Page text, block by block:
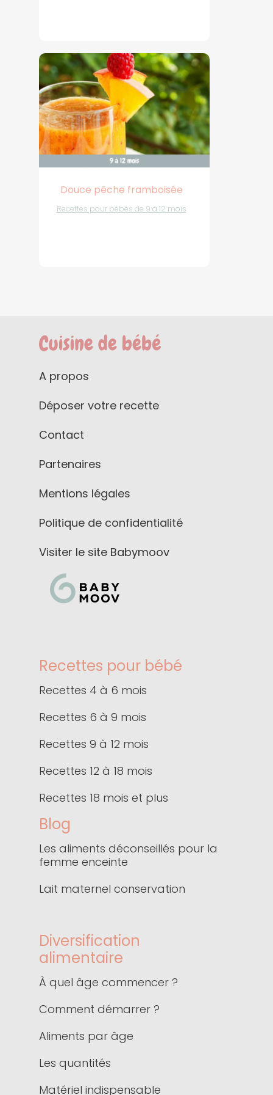
Douce pêche framboisée
Recettes pour bébés de 9 à 12 mois
A propos
Déposer votre recette
Contact
Partenaires
Mentions légales
Politique de confidentialité
Visiter le site Babymoov
Recettes pour bébé
Recettes 4 à 6 mois
Recettes 6 à 9 mois
Recettes 9 à 12 mois
Recettes 12 à 18 mois
Recettes 18 mois et plus
Blog
Les aliments déconseillés pour la
femme enceinte
Lait maternel conservation
Diversification
alimentaire
À quel âge commencer ?
Comment démarrer ?
Aliments par âge
Les quantités
Matériel indispensable